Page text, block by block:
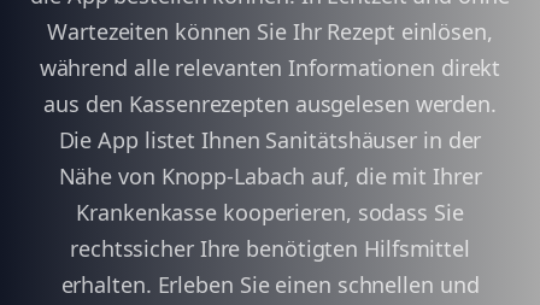
Wartezeiten können Sie Ihr Rezept einlösen,
während alle relevanten Informationen direkt
aus den Kassenrezepten ausgelesen werden.
Die App listet Ihnen Sanitätshäuser in der
Nähe von Knopp-Labach auf, die mit Ihrer
Krankenkasse kooperieren, sodass Sie
rechtssicher Ihre benötigten Hilfsmittel
erhalten. Erleben Sie einen schnellen und